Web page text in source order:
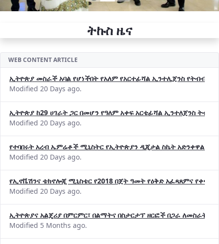
ትኩስ ዜና
WEB CONTENT ARTICLE
ኢትዮጵያ መስራች አባል የሆነችበት የአለም የአርተፊሻል ኢንተሊጀንስ የትብብር
Modified 20 Days ago.
ኢትዮጵያ ከ29 ሀገራት ጋር በመሆን የዓለም አቀፍ አርቴፊሻል ኢንተለጀንስ
Modified 20 Days ago.
የተባበሩት አረብ ኤምሬቶች ሚኒስትር የኢትዮጵያን ዲጂታል ስኬት አድንቀዋል
Modified 20 Days ago.
የኢኖቬሽንና ቴክኖሎጂ ሚኒስቴር የ2018 በጀት ዓመት የዕቅድ አፈጻጸምና
Modified 20 Days ago.
ኢትዮጵያና አልጄሪያ በምርምር፣ በልማትና በስታርታፕ ዘርፎች በጋራ ለመስራት
Modified 5 Months ago.